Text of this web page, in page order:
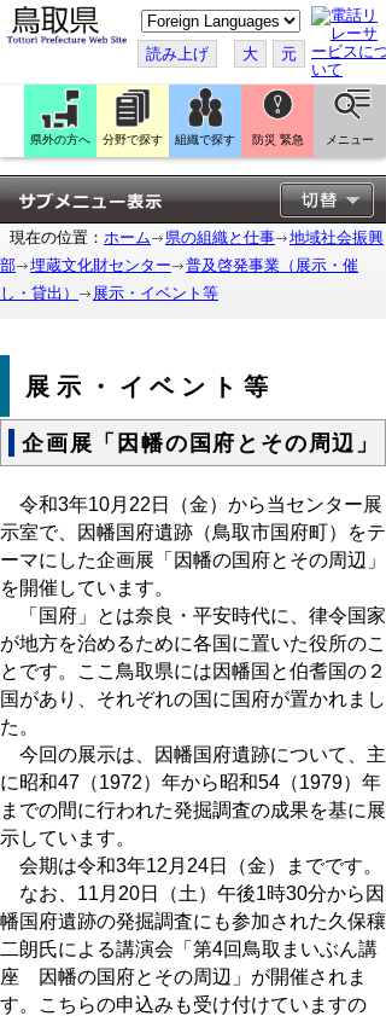
こ
の
ペ
ー
ジ
翻
訳
す
る
読み上げ 大 元
県外の方へ 分野で探す 組織で探す 防災 緊急 メニュー
現在の位置： ホーム 県の組織と仕事
地域社会振興
部
埋蔵文化財センター
普及啓発事業（展示・催
し・貸出）
展示・イベント等
展示・イベント等
企画展「因幡の国府とその周辺」
令和3年10月22日（金）から当センター展
示室で、因幡国府遺跡（鳥取市国府町）をテ
ーマにした企画展「因幡の国府とその周辺」
を開催しています。
「国府」とは奈良・平安時代に、律令国家
が地方を治めるために各国に置いた役所のこ
とです。ここ鳥取県には因幡国と伯耆国の２
国があり、それぞれの国に国府が置かれまし
た。
今回の展示は、因幡国府遺跡について、主
に昭和47（1972）年から昭和54（1979）年
までの間に行われた発掘調査の成果を基に展
示しています。
会期は令和3年12月24日（金）までです。
なお、11月20日（土）午後1時30分から因
幡国府遺跡の発掘調査にも参加された久保穰
二朗氏による講演会「第4回鳥取まいぶん講
座 因幡の国府とその周辺」が開催されま
す。こちらの申込みも受け付けていますの